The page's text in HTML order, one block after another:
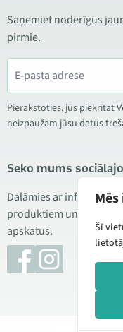
Saņemiet noderīgus
pirmie.
Pierakstoties, jūs piekrītat
neizpaužam jūsu datus
Seko mums
Dalāmies ar informāciju
produktiem un servisu.
apskatus.
Šī